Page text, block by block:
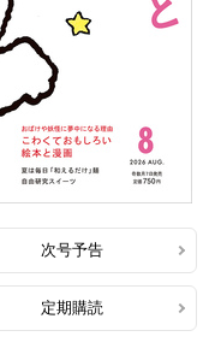
次号予告
定期購読